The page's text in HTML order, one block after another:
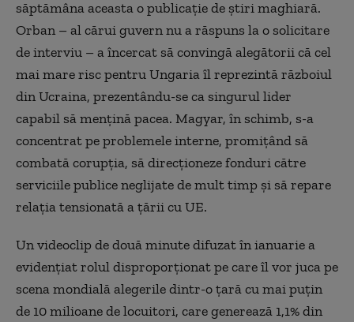
săptămâna aceasta o publicație de știri maghiară.
Orban – al cărui guvern nu a răspuns la o solicitare
de interviu – a încercat să convingă alegătorii că cel
mai mare risc pentru Ungaria îl reprezintă războiul
din Ucraina, prezentându-se ca singurul lider
capabil să mențină pacea. Magyar, în schimb, s-a
concentrat pe problemele interne, promițând să
combată corupția, să direcționeze fonduri către
serviciile publice neglijate de mult timp și să repare
relația tensionată a țării cu UE.
Un videoclip de două minute difuzat în ianuarie a
evidențiat rolul disproporționat pe care îl vor juca pe
scena mondială alegerile dintr-o țară cu mai puțin
de 10 milioane de locuitori, care generează 1,1% din